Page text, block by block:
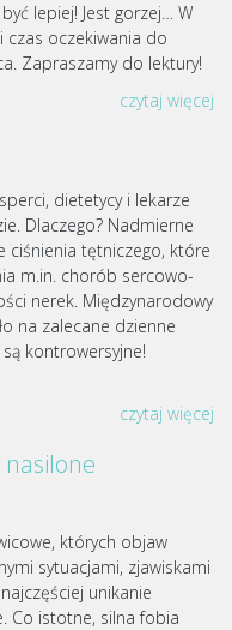
lepiej! Jest gorzej… W
czas oczekiwania do
Zapraszamy do lektury!
czytaj więcej
dietetycy i lekarze
Dlaczego? Nadmierne
ciśnienia tętniczego, które
m.in. chorób sercowo-
nerek. Międzynarodowy
na zalecane dzienne
kontrowersyjne!
czytaj więcej
nasilone
których objaw
sytuacjami, zjawiskami
unikanie
Co istotne, silna fobia